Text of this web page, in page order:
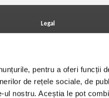
pentru a oferi funcții
de rețele sociale, de
nostru. Aceștia le pot
Legal
Utilizare cookie-uri